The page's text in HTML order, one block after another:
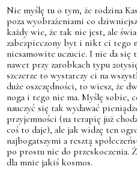
Nie myślę tu o tym, że rodzina
poza wyobrażeniami co
każdy wie, że tak nie jest, ale
zabezpieczony byt i nikt ci tego
niesamowite uczucie. I nie da się
nawet przy zarobkach typu
szczerze to wystarczy ci na
duże oszczędności, to wiesz, że
noga i tego nie ma. Myślę sobie,
nauczyć się tak wydawać
przyjemności (na terapię już
coś to daje), ale jak widzę ten
najbogatszymi a resztą
po prostu nie do przeskoczenia.
dla mnie jakiś kosmos.